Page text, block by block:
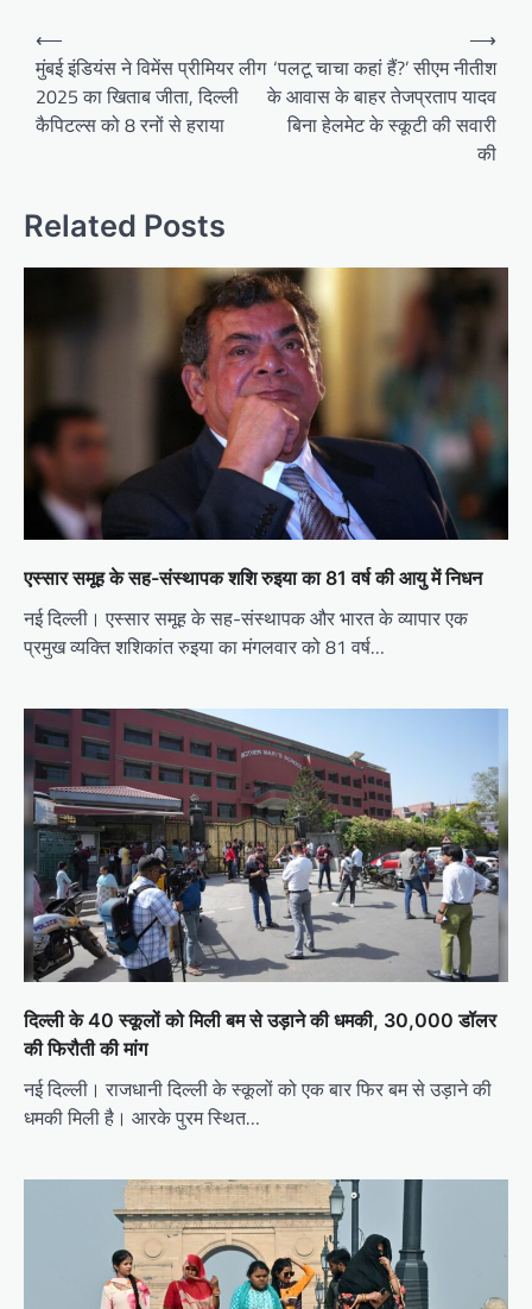
Post
navigation
⟵
मुंबई इंडियंस ने विमेंस प्रीमियर लीग
2025 का खिताब जीता, दिल्ली
कैपिटल्स को 8 रनों से हराया
‘पलटू चाचा कहां हैं?’ सीएम नीतीश
के आवास के बाहर तेजप्रताप यादव
बिना हेलमेट के स्कूटी की सवारी
की
⟶
Related Posts
एस्सार समूह के सह-संस्थापक शशि रुइया का 81 वर्ष की आयु में निधन
नई दिल्ली। एस्सार समूह के सह-संस्थापक और भारत के व्यापार एक
प्रमुख व्यक्ति शशिकांत रुइया का मंगलवार को 81 वर्ष…
दिल्ली के 40 स्कूलों को मिली बम से उड़ाने की धमकी, 30,000 डॉलर
की फिरौती की मांग
नई दिल्ली। राजधानी दिल्ली के स्कूलों को एक बार फिर बम से उड़ाने की
धमकी मिली है। आरके पुरम स्थित…